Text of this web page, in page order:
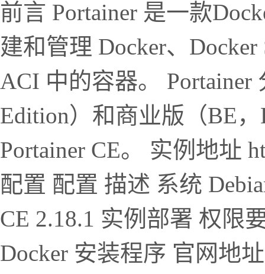
前言 Portainer 是一款
建和管理 Docker、Docker
ACI 中的容器。 Portainer
Edition）和商业版（BE
Portainer CE。 实例地址
配置 配置 描述 系统
CE 2.18.1 实例部署 权限
Docker 安装程序 官网地